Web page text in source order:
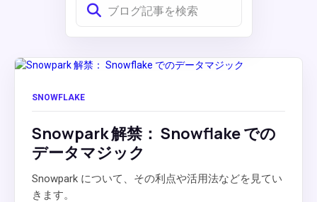
SNOWFLAKE
Snowpark 解禁： Snowflake での
データマジック
Snowpark について、その利点や活用法などを見てい
きます。